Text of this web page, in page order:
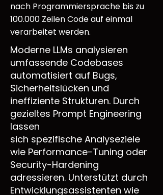
nach Programmiersprache bis zu
100.000 Zeilen Code auf einmal
verarbeitet werden.
Moderne LLMs analysieren
umfassende Codebases
automatisiert auf Bugs,
Sicherheitslücken und
ineffiziente Strukturen. Durch
gezieltes Prompt Engineering
lassen
sich spezifische Analyseziele
wie Performance-Tuning oder
Security-Hardening
adressieren. Unterstützt durch
Entwicklungsassistenten wie